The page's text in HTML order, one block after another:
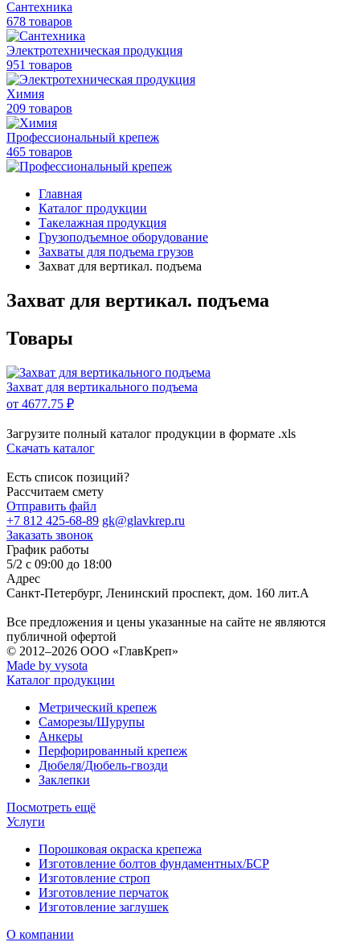
Сантехника
678 товаров
Электротехническая продукция
951 товаров
Химия
209 товаров
Профессиональный крепеж
465 товаров
Главная
Каталог продукции
Такелажная продукция
Грузоподъемное оборудование
Захваты для подъема грузов
Захват для вертикал. подъема
Захват для вертикал. подъема
Товары
Захват для вертикального подъема
от 4677.75 ₽
Загрузите полный каталог продукции в формате .xls
Скачать каталог
Есть список позиций?
Рассчитаем смету
Отправить файл
+7 812 425-68-89 gk@glavkrep.ru
Заказать звонок
График работы
5/2 с 09:00 до 18:00
Адрес
Санкт-Петербург, Ленинский проспект, дом. 160 лит.А
Все предложения и цены указанные на сайте не являются
публичной офертой
© 2012–2026 ООО «ГлавКреп»
Made by vysota
Каталог продукции
Метрический крепеж
Саморезы/Шурупы
Анкеры
Перфорированный крепеж
Дюбеля/Дюбель-гвозди
Заклепки
Посмотреть ещё
Услуги
Порошковая окраска крепежа
Изготовление болтов фундаментных/БСР
Изготовление строп
Изготовление перчаток
Изготовление заглушек
О компании